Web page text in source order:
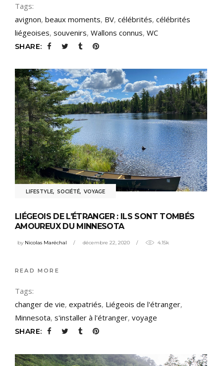
Tags:
avignon, beaux moments, BV, célébrités, célébrités
liégeoises, souvenirs, Wallons connus, WC
SHARE:
LIFESTYLE, SOCIÉTÉ, VOYAGE
LIÉGEOIS DE L’ÉTRANGER : ILS SONT TOMBÉS
AMOUREUX DU MINNESOTA
by Nicolas Maréchal décembre 22, 2020 4.15k
READ MORE
Tags:
changer de vie, expatriés, Liégeois de l'étranger,
Minnesota, s'installer à l'étranger, voyage
SHARE: